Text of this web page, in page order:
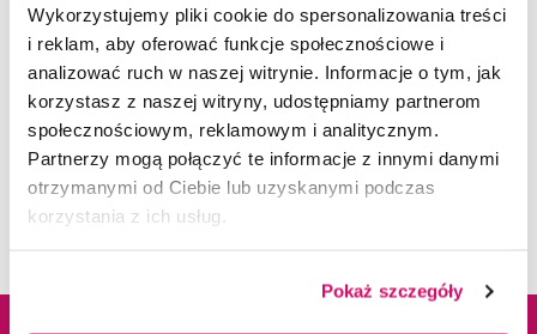
Wykorzystujemy pliki cookie do spersonalizowania treści
i reklam, aby oferować funkcje społecznościowe i
analizować ruch w naszej witrynie. Informacje o tym, jak
korzystasz z naszej witryny, udostępniamy partnerom
społecznościowym, reklamowym i analitycznym.
Partnerzy mogą połączyć te informacje z innymi danymi
otrzymanymi od Ciebie lub uzyskanymi podczas
korzystania z ich usług.
Pokaż szczegóły
rid@wsb.edu.pl
DOKUMENTY DO POBRANIA
pdf
zapytanie_ofertowe_nr_2_rid_2
022 (417 KB)
zalacznik_nr_1_do_zo_nr_2_rid_